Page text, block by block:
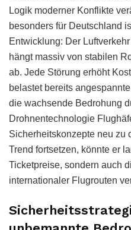
Logik moderner Konflikte
besonders für Deutschland
Entwicklung: Der
hängt massiv von stabilen
ab. Jede Störung erhöht
belastet bereits
die wachsende Bedrohung
Drohnentechnologie
Sicherheitskonzepte neu zu
Trend fortsetzen, könnte er
Ticketpreise, sondern auch
internationaler Flugrouten